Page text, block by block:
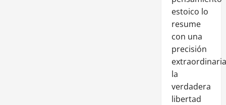
estoico lo
resume
con una
precisión
la
verdadera
libertad